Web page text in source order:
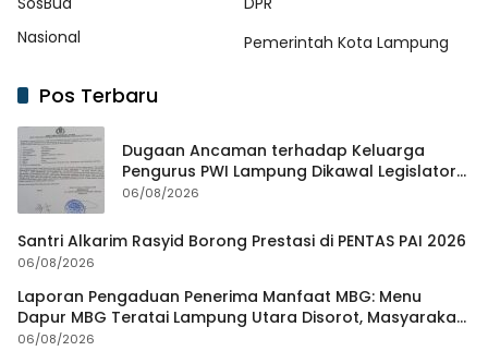
Nasional
Pemerintah Kota Lampung
Pos Terbaru
Dugaan Ancaman terhadap Keluarga
Pengurus PWI Lampung Dikawal Legislator
dan Jurnalis
06/08/2026
Santri Alkarim Rasyid Borong Prestasi di PENTAS PAI 2026
06/08/2026
Laporan Pengaduan Penerima Manfaat MBG: Menu
Dapur MBG Teratai Lampung Utara Disorot, Masyarakat
Minta Satgas Lakukan Investigasi
06/08/2026